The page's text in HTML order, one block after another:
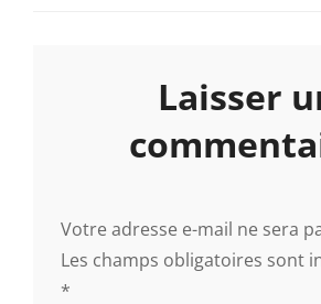
Laisser
Votre adresse e-mail ne sera
Les champs obligatoires sont
*